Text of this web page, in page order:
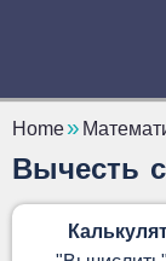
Home
Вычесть